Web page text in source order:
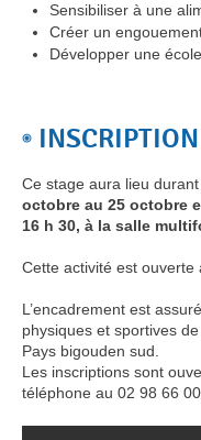
Sensibiliser à une
Créer un
Développer une
INSCRIPTION
Ce stage aura lieu
octobre au 25 octobre
16 h 30, à la salle
Cette activité est ouverte
L’encadrement est
physiques et sportives
Pays bigouden sud.
Les inscriptions sont
téléphone au 02 98 66